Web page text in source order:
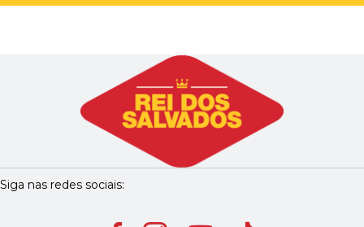
Siga nas redes sociais: